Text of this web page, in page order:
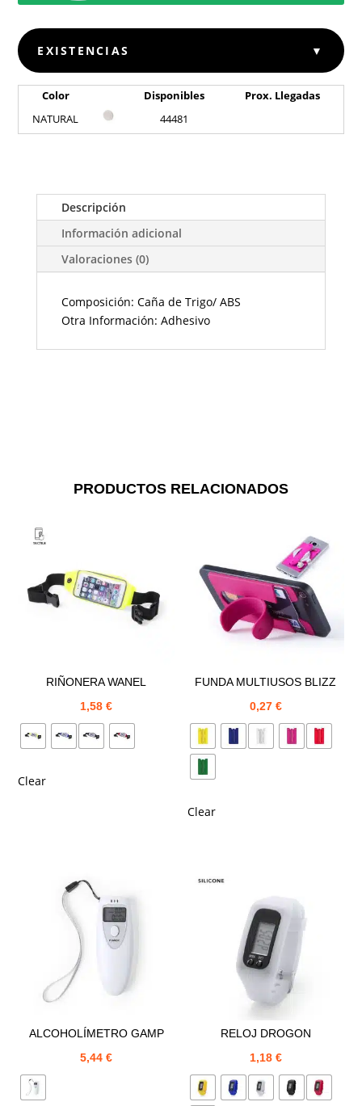
EXISTENCIAS ▼
Color Disponibles
Prox. Llegadas
NATURAL
44481
Descripción
Información adicional
Valoraciones (0)
Composición: Caña de Trigo/ ABS
Otra Información: Adhesivo
PRODUCTOS RELACIONADOS
RIÑONERA WANEL
1,58€
Clear
FUNDA MULTIUSOS BLIZZ
0,27 €
Clear
ALCOHOLÍMETRO GAMP
5,44€
RELOJ DROGON
1,18 €